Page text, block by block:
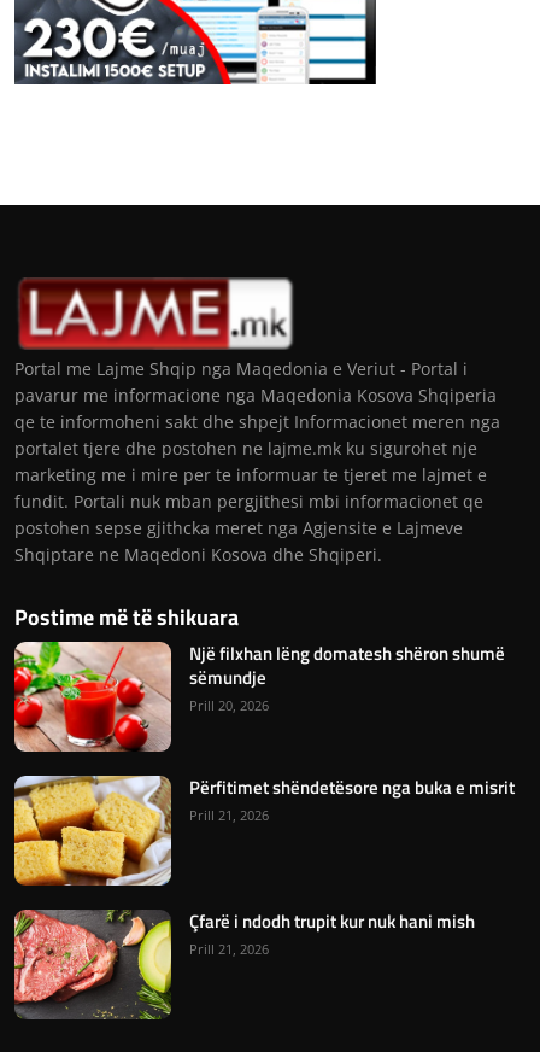
Portal me Lajme Shqip nga Maqedonia e Veriut - Portal i
pavarur me informacione nga Maqedonia Kosova Shqiperia
qe te informoheni sakt dhe shpejt Informacionet meren nga
portalet tjere dhe postohen ne lajme.mk ku sigurohet nje
marketing me i mire per te informuar te tjeret me lajmet e
fundit. Portali nuk mban pergjithesi mbi informacionet qe
postohen sepse gjithcka meret nga Agjensite e Lajmeve
Shqiptare ne Maqedoni Kosova dhe Shqiperi.
Postime më të shikuara
Një filxhan lëng domatesh shëron shumë
sëmundje
Prill 20, 2026
Përfitimet shëndetësore nga buka e misrit
Prill 21, 2026
Çfarë i ndodh trupit kur nuk hani mish
Prill 21, 2026